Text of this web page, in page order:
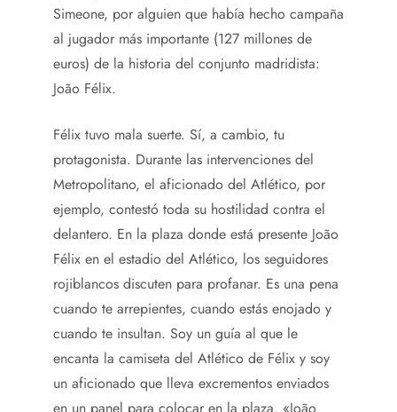
Simeone, por alguien que había hecho campaña
al jugador más importante (127 millones de
euros) de la historia del conjunto madridista:
João Félix.
Félix tuvo mala suerte. Sí, a cambio, tu
protagonista. Durante las intervenciones del
Metropolitano, el aficionado del Atlético, por
ejemplo, contestó toda su hostilidad contra el
delantero. En la plaza donde está presente João
Félix en el estadio del Atlético, los seguidores
rojiblancos discuten para profanar. Es una pena
cuando te arrepientes, cuando estás enojado y
cuando te insultan. Soy un guía al que le
encanta la camiseta del Atlético de Félix y soy
un aficionado que lleva excrementos enviados